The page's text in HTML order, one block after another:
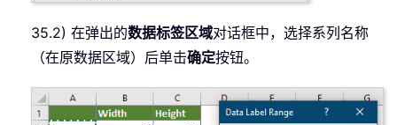
35.2) 在弹出的数据标签区域对话框中，选择系列名称
（在原数据区域）后单击确定按钮。